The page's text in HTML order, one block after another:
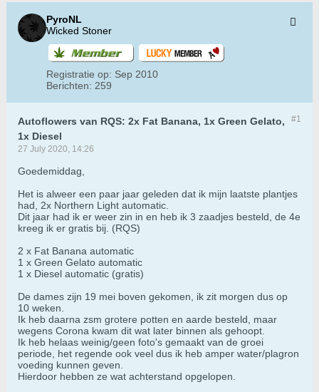
PyroNL
Wicked Stoner
Registratie op: Sep 2010
Berichten: 259
#1
Autoflowers van RQS: 2x Fat Banana, 1x Green Gelato,
1x Diesel
27 July 2020, 14:26
Goedemiddag,
Het is alweer een paar jaar geleden dat ik mijn laatste plantjes
had, 2x Northern Light automatic.
Dit jaar had ik er weer zin in en heb ik 3 zaadjes besteld, de 4e
kreeg ik er gratis bij. (RQS)
2 x Fat Banana automatic
1 x Green Gelato automatic
1 x Diesel automatic (gratis)
De dames zijn 19 mei boven gekomen, ik zit morgen dus op
10 weken.
Ik heb daarna zsm grotere potten en aarde besteld, maar
wegens Corona kwam dit wat later binnen als gehoopt.
Ik heb helaas weinig/geen foto's gemaakt van de groei
periode, het regende ook veel dus ik heb amper water/plagron
voeding kunnen geven.
Hierdoor hebben ze wat achterstand opgelopen.